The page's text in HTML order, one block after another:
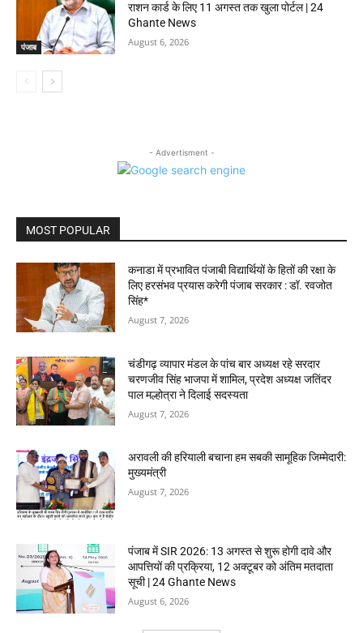
पंजाब
राशन कार्ड के लिए 11 अगस्त तक खुला पोर्टल | 24
Ghante News
August 6, 2026
- Advertisment -
MOST POPULAR
कनाडा में प्रभावित पंजाबी विद्यार्थियों के हितों की रक्षा के
लिए हरसंभव प्रयास करेगी पंजाब सरकार : डॉ. रवजोत
सिंह*
August 7, 2026
चंडीगढ़ व्यापार मंडल के पांच बार अध्यक्ष रहे सरदार
चरणजीव सिंह भाजपा में शामिल, प्रदेश अध्यक्ष जतिंदर
पाल मल्होत्रा ने दिलाई सदस्यता
August 7, 2026
अरावली की हरियाली बचाना हम सबकी सामूहिक जिम्मेदारी:
मुख्यमंत्री
August 7, 2026
पंजाब में SIR 2026: 13 अगस्त से शुरू होगी दावे और
आपत्तियों की प्रक्रिया, 12 अक्टूबर को अंतिम मतदाता
सूची | 24 Ghante News
August 6, 2026